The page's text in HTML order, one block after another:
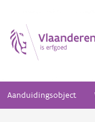
Aanduidingsobject